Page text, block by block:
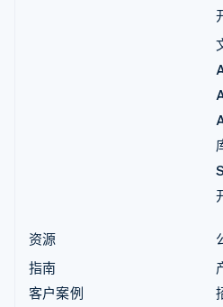
资源
指南
客户案例